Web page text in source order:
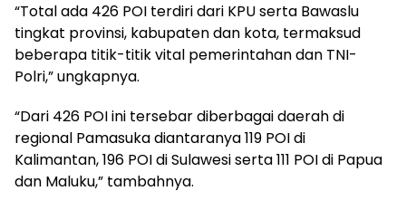
“Total ada 426 POI terdiri dari KPU serta Bawaslu
tingkat provinsi, kabupaten dan kota, termaksud
beberapa titik-titik vital pemerintahan dan TNI-
Polri,” ungkapnya.
“Dari 426 POI ini tersebar diberbagai daerah di
regional Pamasuka diantaranya 119 POI di
Kalimantan, 196 POI di Sulawesi serta 111 POI di Papua
dan Maluku,” tambahnya.